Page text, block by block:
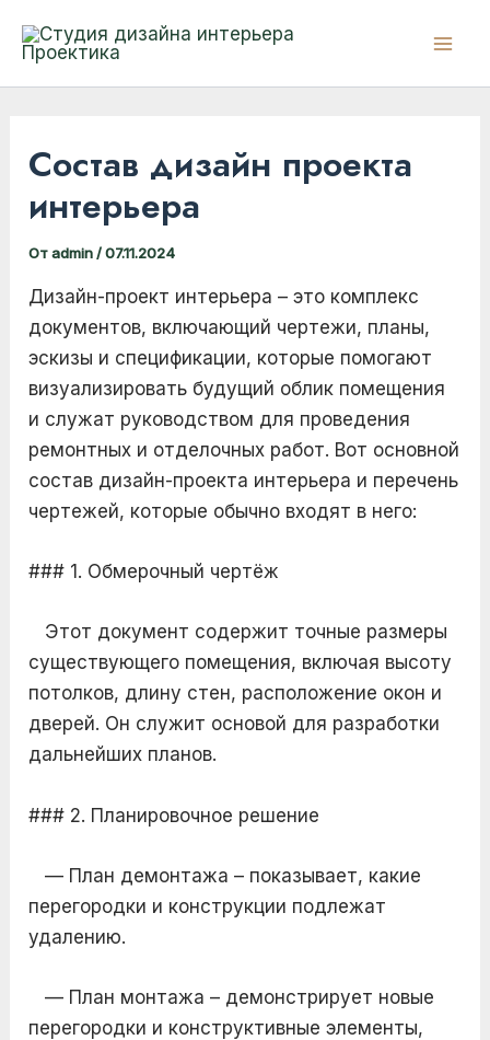
Состав дизайн проекта
интерьера
Отadmin/07.11.2024
Дизайн-проект интерьера – это комплекс
документов, включающий чертежи, планы,
эскизы и спецификации, которые помогают
визуализировать будущий облик помещения
и служат руководством для проведения
ремонтных и отделочных работ. Вот основной
состав дизайн-проекта интерьера и перечень
чертежей, которые обычно входят в него:
### 1. Обмерочный чертёж
Этот документ содержит точные размеры
существующего помещения, включая высоту
потолков, длину стен, расположение окон и
дверей. Он служит основой для разработки
дальнейших планов.
### 2. Планировочное решение
— План демонтажа – показывает, какие
перегородки и конструкции подлежат
удалению.
— План монтажа – демонстрирует новые
перегородки и конструктивные элементы,